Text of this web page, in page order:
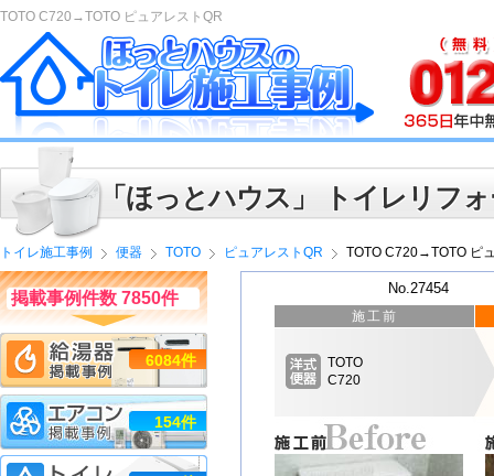
TOTO C720→TOTO ピュアレストQR
「ほっとハウス」 トイレリフ
トイレ施工事例 便器 TOTO ピュアレストQR TOTO C720→TOTO ピ
No.27454
施工前
TOTO
C720
掲載事例件数 7850件
6084件
154件